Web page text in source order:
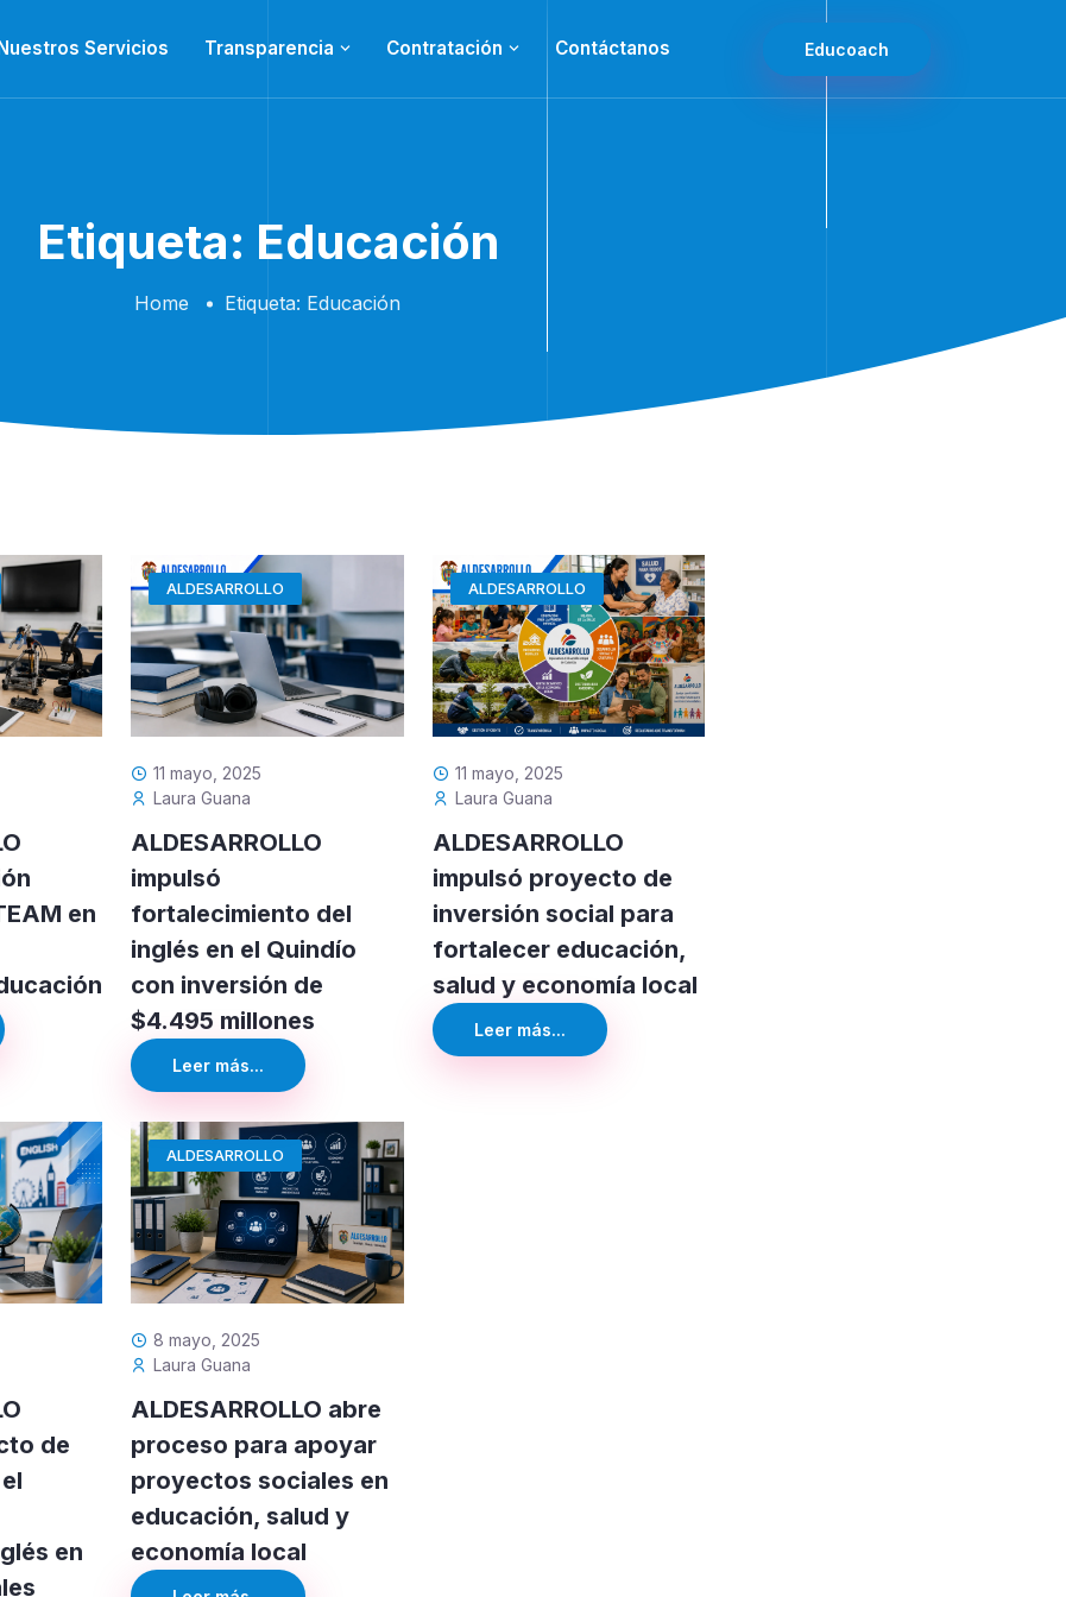
Servicios Transparencia Contratación Contáctanos Educoach
Etiqueta: Educación
Home Etiqueta: Educación
en
ALDESARROLLO
11 mayo, 2025
Laura Guana
ALDESARROLLO
impulsó
fortalecimiento del
inglés en el Quindío
con inversión de
$4.495 millones
Leer más...
ALDESARROLLO
11 mayo, 2025
Laura Guana
ALDESARROLLO
impulsó proyecto de
inversión social para
fortalecer educación,
salud y economía local
Leer más...
de
en
ALDESARROLLO
8 mayo, 2025
Laura Guana
ALDESARROLLO abre
proceso para apoyar
proyectos sociales en
educación, salud y
economía local